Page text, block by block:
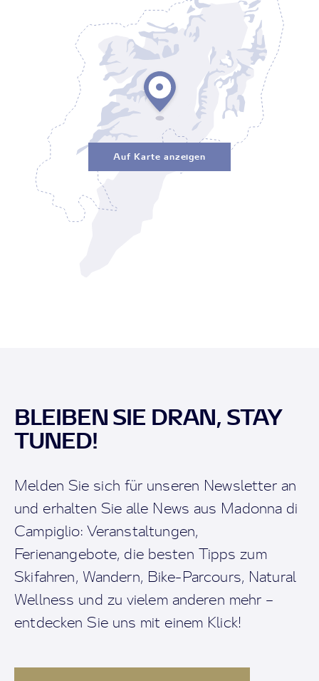
Auf Karte anzeigen
BLEIBEN SIE DRAN, STAY
TUNED!
Melden Sie sich für unseren Newsletter an
und erhalten Sie alle News aus Madonna di
Campiglio: Veranstaltungen,
Ferienangebote, die besten Tipps zum
Skifahren, Wandern, Bike-Parcours, Natural
Wellness und zu vielem anderen mehr –
entdecken Sie uns mit einem Klick!